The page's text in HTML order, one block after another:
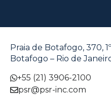
Praia de Botafogo, 370,
Botafogo – Rio de
+55 (21) 3906-2100
psr@psr-inc.com